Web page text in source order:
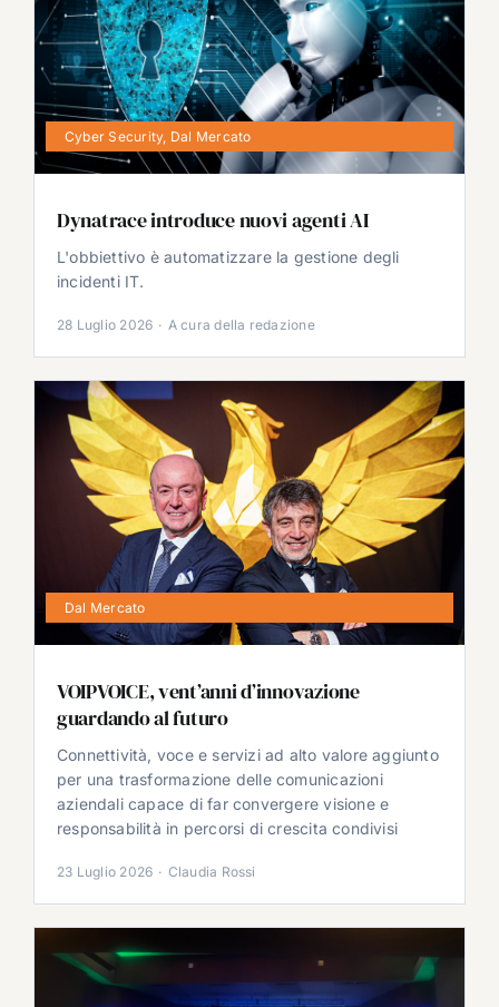
Cyber Security, Dal Mercato
Dynatrace introduce nuovi agenti AI
L'obbiettivo è automatizzare la gestione degli
incidenti IT.
28 Luglio 2026 · A cura della redazione
Dal Mercato
VOIPVOICE, vent’anni d’innovazione
guardando al futuro
Connettività, voce e servizi ad alto valore aggiunto
per una trasformazione delle comunicazioni
aziendali capace di far convergere visione e
responsabilità in percorsi di crescita condivisi
23 Luglio 2026 · Claudia Rossi